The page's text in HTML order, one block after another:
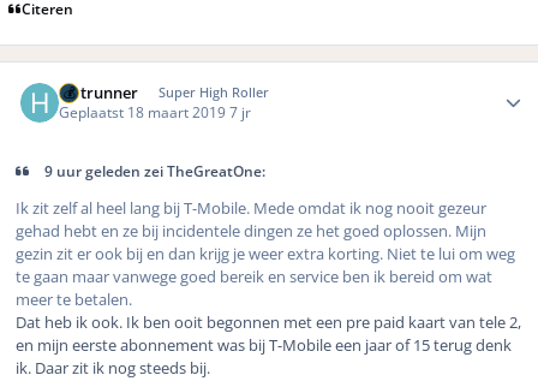
Citeren
Hotrunner Super High Roller
Geplaatst 18 maart 20197 jr
9 uur geleden zei TheGreatOne:
Ik zit zelf al heel lang bij T-Mobile. Mede omdat ik nog nooit gezeur
gehad hebt en ze bij incidentele dingen ze het goed oplossen. Mijn
gezin zit er ook bij en dan krijg je weer extra korting. Niet te lui om weg
te gaan maar vanwege goed bereik en service ben ik bereid om wat
meer te betalen.
Dat heb ik ook. Ik ben ooit begonnen met een pre paid kaart van tele 2,
en mijn eerste abonnement was bij T-Mobile een jaar of 15 terug denk
ik. Daar zit ik nog steeds bij.